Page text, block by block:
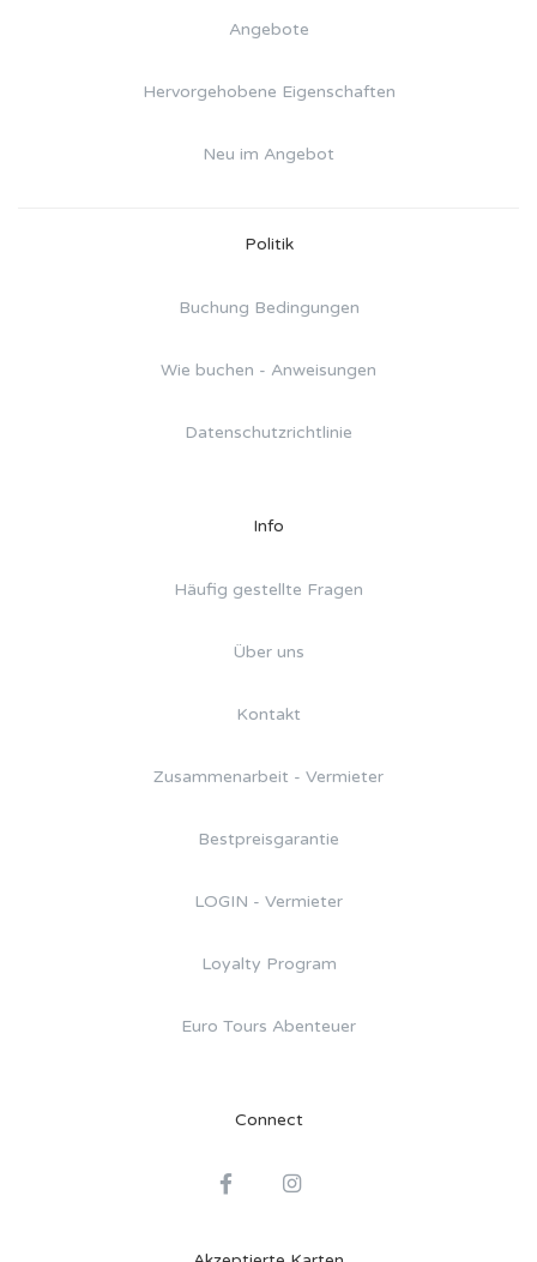
Angebote
Hervorgehobene Eigenschaften
Neu im Angebot
Politik
Buchung Bedingungen
Wie buchen - Anweisungen
Datenschutzrichtlinie
Info
Häufig gestellte Fragen
Über uns
Kontakt
Zusammenarbeit - Vermieter
Bestpreisgarantie
LOGIN - Vermieter
Loyalty Program
Euro Tours Abenteuer
Connect